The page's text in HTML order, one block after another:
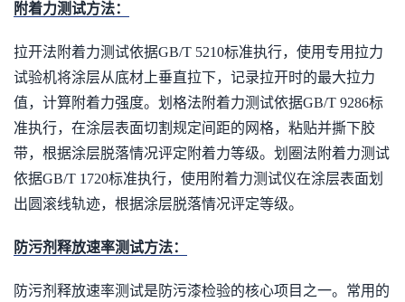
附着力测试方法：
拉开法附着力测试依据GB/T 5210标准执行，使用专用拉力
试验机将涂层从底材上垂直拉下，记录拉开时的最大拉力
值，计算附着力强度。划格法附着力测试依据GB/T 9286标
准执行，在涂层表面切割规定间距的网格，粘贴并撕下胶
带，根据涂层脱落情况评定附着力等级。划圈法附着力测试
依据GB/T 1720标准执行，使用附着力测试仪在涂层表面划
出圆滚线轨迹，根据涂层脱落情况评定等级。
防污剂释放速率测试方法：
防污剂释放速率测试是防污漆检验的核心项目之一。常用的